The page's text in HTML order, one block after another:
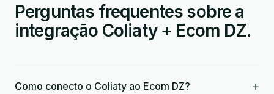
Perguntas frequentes sobre a
integração Coliaty + Ecom DZ.
Como conecto o Coliaty ao Ecom DZ? +